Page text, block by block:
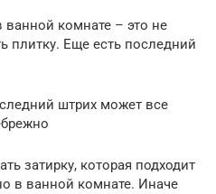
комнате – это не
плитку. Еще есть последний
штрих может все
затирку, которая подходит
в ванной комнате. Иначе